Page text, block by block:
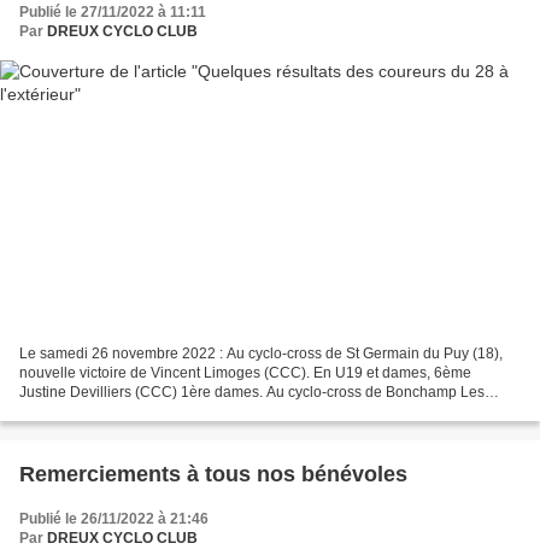
Publié le 27/11/2022 à 11:11
Par DREUX CYCLO CLUB
Le samedi 26 novembre 2022 : Au cyclo-cross de St Germain du Puy (18),
nouvelle victoire de Vincent Limoges (CCC). En U19 et dames, 6ème
Justine Devilliers (CCC) 1ère dames. Au cyclo-cross de Bonchamp Les
Remerciements à tous nos bénévoles
Publié le 26/11/2022 à 21:46
Par DREUX CYCLO CLUB